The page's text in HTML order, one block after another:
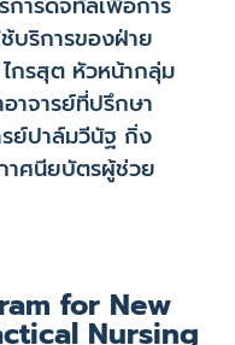
บริการของฝ่าย
กรสุต หัวหน้ากลุ่ม
าจารย์ที่ปรึกษา
รย์ปาล์มวีนัฐ กิ่ง
าศนียบัตรผู้ช่วย
for New
Nursing